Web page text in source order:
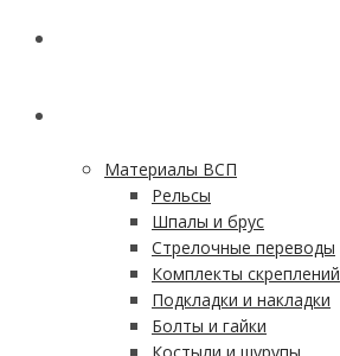
Материалы ВСП
Рельсы
Шпалы и брус
Стрелочные переводы
Комплекты скреплений
Подкладки и накладки
Болты и гайки